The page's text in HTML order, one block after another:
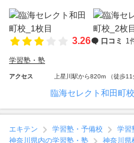
3.26 口コミ 1
学習塾・塾
アクセス 上星川駅から820m （徒歩11
臨海セレクト和田町
エキテン 学習塾・予備校
学習
神奈川県内の学習塾・塾
神奈川県